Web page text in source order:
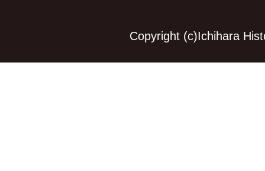
Copyright (c)Ichihara